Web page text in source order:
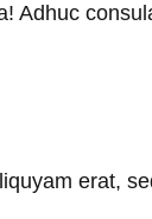
Adhuc
erat,